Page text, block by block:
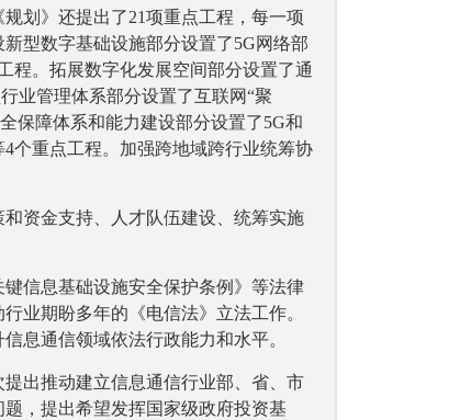
划》还提出了21项重点工程，每一项
型数字基础设施部分设置了5G网络部
程。拓展数字化发展空间部分设置了通
业管理体系部分设置了互联网“聚
保障体系和能力建设部分设置了5G和
个重点工程。加强跨地域跨行业统筹协
资金支持、人才队伍建设、统筹实施
信息基础设施安全保护条例》等法律
业期盼多年的《电信法》立法工作。
息通信领域依法行政能力和水平。
出推动建立信息通信行业部、省、市
，提出希望发挥国家级政府投资基